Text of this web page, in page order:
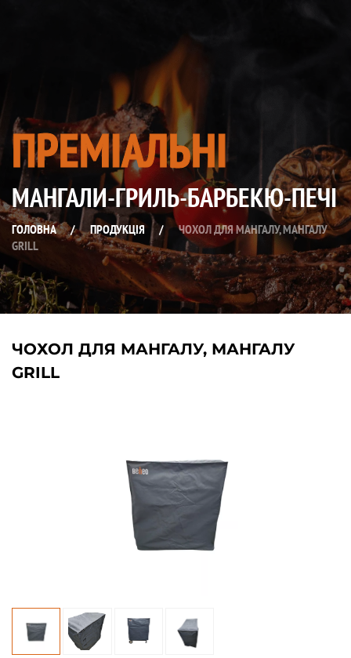
ПРЕМІАЛЬНІ
МАНГАЛИ-ГРИЛЬ-БАРБЕКЮ-ПЕЧІ
ГОЛОВНА / ПРОДУКЦІЯ /
ЧОХОЛ ДЛЯ МАНГАЛУ, МАНГАЛУ
GRILL
ЧОХОЛ ДЛЯ МАНГАЛУ, МАНГАЛУ
GRILL